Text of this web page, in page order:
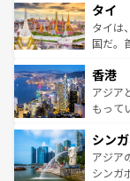
リティ
覧を参
急速な
ーチミ
醸し出
とつ。
ひ現地
が旅行
参照し
タイ
タイは
国だ。
の活気
帯で自
いビー
激する
が待っ
た文化
香港
アジア
もって
み、ど
ており
うな絶
シン
アジア
シンガ